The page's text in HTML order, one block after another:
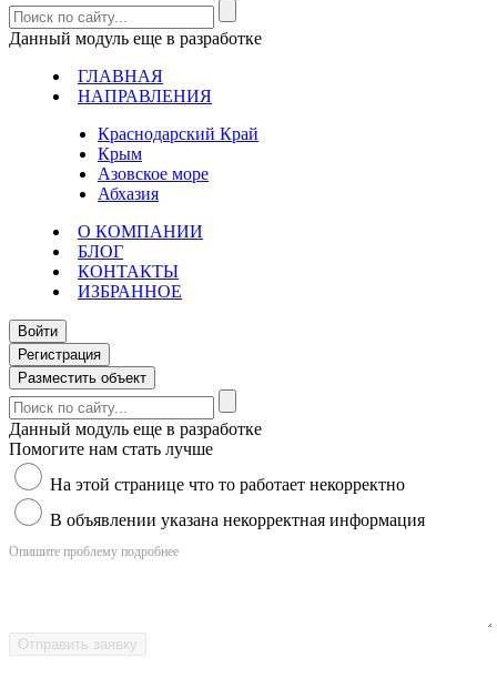
Данный модуль еще в разработке
ГЛАВНАЯ
НАПРАВЛЕНИЯ
Краснодарский Край
Крым
Азовское море
Абхазия
О КОМПАНИИ
БЛОГ
КОНТАКТЫ
ИЗБРАННОЕ
Войти
Регистрация
Разместить объект
Данный модуль еще в разработке
Помогите нам стать лучше
На этой странице что то работает некорректно
В объявлении указана некорректная информация
Опишите проблему подробнее
Отправить заявку